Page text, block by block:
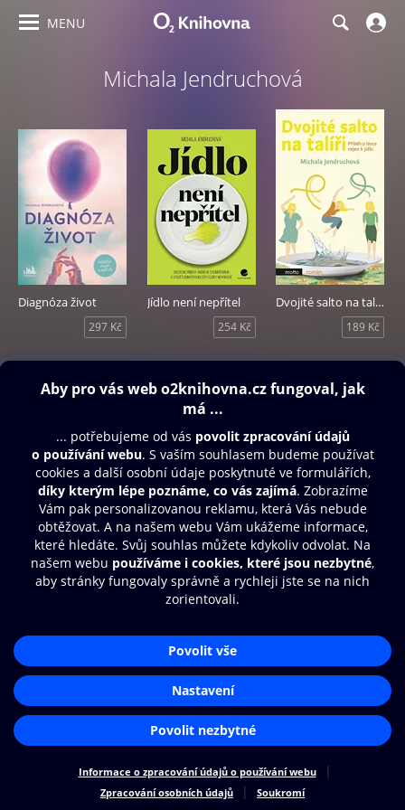
MENU
Michala Jendruchová
Diagnóza život
297 Kč
Jídlo není nepřítel
254 Kč
Dvojité salto na talíři
189 Kč
Obsah ke stažení
Další zábava
© O2 Czech Republic a.s.
Nákupní řád
Přístupnost
Cookies
Nastavení cookies
Aplikace O2 Knihovna
Čti a poslouchej své e-knihy a
audioknihy rychleji a pohodlněji.